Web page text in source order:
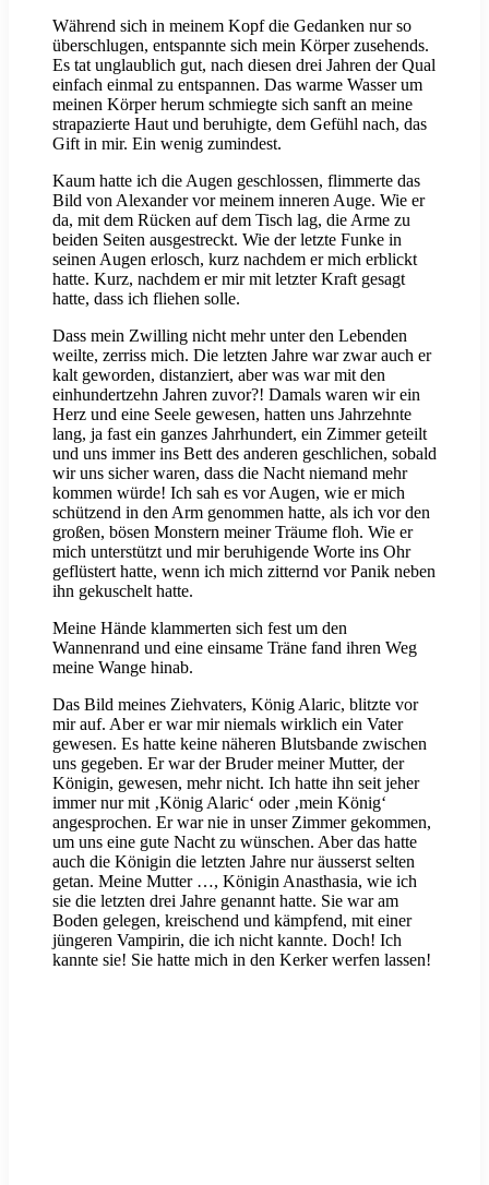
Während sich in meinem Kopf die Gedanken nur so
überschlugen, entspannte sich mein Körper zusehends.
Es tat unglaublich gut, nach diesen drei Jahren der Qual
einfach einmal zu entspannen. Das warme Wasser um
meinen Körper herum schmiegte sich sanft an meine
strapazierte Haut und beruhigte, dem Gefühl nach, das
Gift in mir. Ein wenig zumindest.
Kaum hatte ich die Augen geschlossen, flimmerte das
Bild von Alexander vor meinem inneren Auge. Wie er
da, mit dem Rücken auf dem Tisch lag, die Arme zu
beiden Seiten ausgestreckt. Wie der letzte Funke in
seinen Augen erlosch, kurz nachdem er mich erblickt
hatte. Kurz, nachdem er mir mit letzter Kraft gesagt
hatte, dass ich fliehen solle.
Dass mein Zwilling nicht mehr unter den Lebenden
weilte, zerriss mich. Die letzten Jahre war zwar auch er
kalt geworden, distanziert, aber was war mit den
einhundertzehn Jahren zuvor?! Damals waren wir ein
Herz und eine Seele gewesen, hatten uns Jahrzehnte
lang, ja fast ein ganzes Jahrhundert, ein Zimmer geteilt
und uns immer ins Bett des anderen geschlichen, sobald
wir uns sicher waren, dass die Nacht niemand mehr
kommen würde! Ich sah es vor Augen, wie er mich
schützend in den Arm genommen hatte, als ich vor den
großen, bösen Monstern meiner Träume floh. Wie er
mich unterstützt und mir beruhigende Worte ins Ohr
geflüstert hatte, wenn ich mich zitternd vor Panik neben
ihn gekuschelt hatte.
Meine Hände klammerten sich fest um den
Wannenrand und eine einsame Träne fand ihren Weg
meine Wange hinab.
Das Bild meines Ziehvaters, König Alaric, blitzte vor
mir auf. Aber er war mir niemals wirklich ein Vater
gewesen. Es hatte keine näheren Blutsbande zwischen
uns gegeben. Er war der Bruder meiner Mutter, der
Königin, gewesen, mehr nicht. Ich hatte ihn seit jeher
immer nur mit ‚König Alaric‘ oder ‚mein König‘
angesprochen. Er war nie in unser Zimmer gekommen,
um uns eine gute Nacht zu wünschen. Aber das hatte
auch die Königin die letzten Jahre nur äusserst selten
getan. Meine Mutter …, Königin Anasthasia, wie ich
sie die letzten drei Jahre genannt hatte. Sie war am
Boden gelegen, kreischend und kämpfend, mit einer
jüngeren Vampirin, die ich nicht kannte. Doch! Ich
kannte sie! Sie hatte mich in den Kerker werfen lassen!